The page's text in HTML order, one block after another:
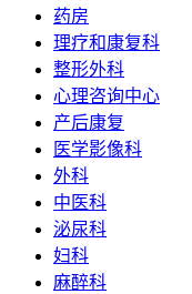
药房
理疗和康复科
整形外科
心理咨询中心
产后康复
医学影像科
外科
中医科
泌尿科
妇科
麻醉科